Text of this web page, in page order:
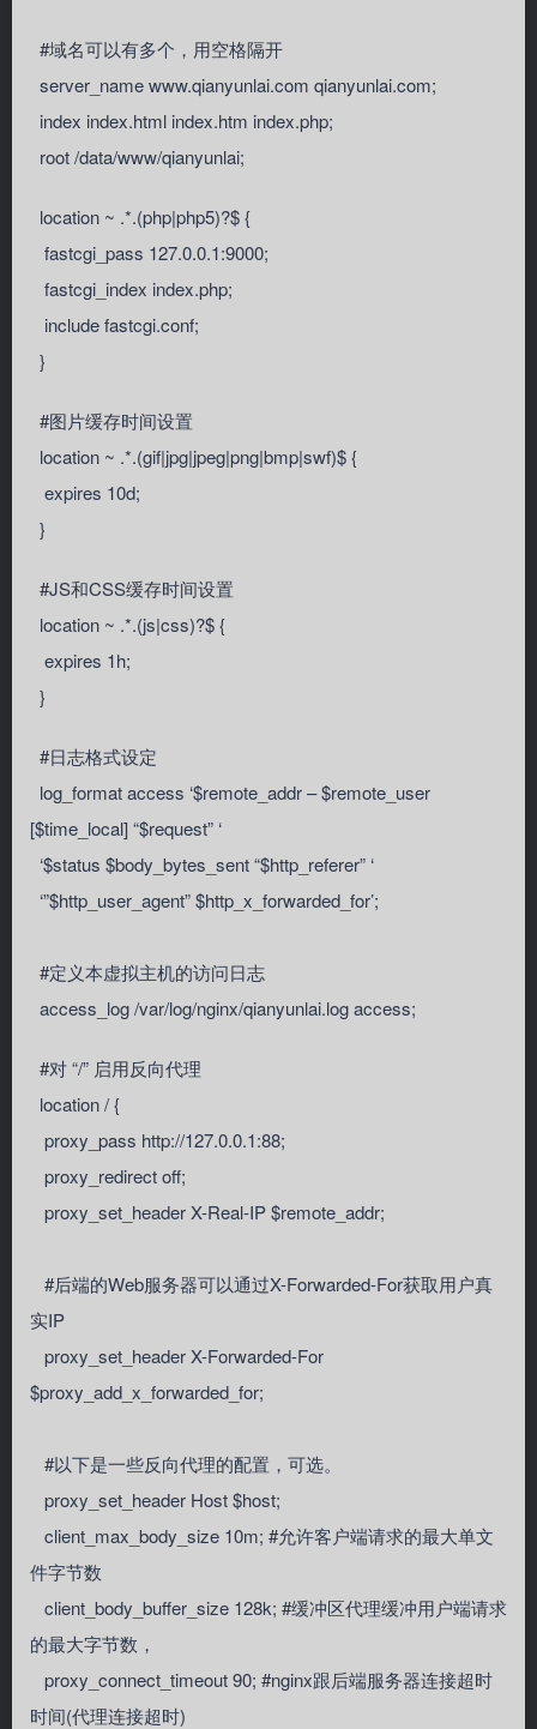
#域名可以有多个，用空格隔开
server_name www.qianyunlai.com qianyunlai.com;
index index.html index.htm index.php;
root /data/www/qianyunlai;
location ~ .*.(php|php5)?$ {
fastcgi_pass 127.0.0.1:9000;
fastcgi_index index.php;
include fastcgi.conf;
}
#图片缓存时间设置
location ~ .*.(gif|jpg|jpeg|png|bmp|swf)$ {
expires 10d;
}
#JS和CSS缓存时间设置
location ~ .*.(js|css)?$ {
expires 1h;
}
#日志格式设定
log_format access ‘$remote_addr – $remote_user
[$time_local] “$request” ‘
‘$status $body_bytes_sent “$http_referer” ‘
‘”$http_user_agent” $http_x_forwarded_for’;
#定义本虚拟主机的访问日志
access_log /var/log/nginx/qianyunlai.log access;
#对 “/” 启用反向代理
location / {
proxy_pass http://127.0.0.1:88;
proxy_redirect off;
proxy_set_header X-Real-IP $remote_addr;
#后端的Web服务器可以通过X-Forwarded-For获取用户真
实IP
proxy_set_header X-Forwarded-For
$proxy_add_x_forwarded_for;
#以下是一些反向代理的配置，可选。
proxy_set_header Host $host;
client_max_body_size 10m; #允许客户端请求的最大单文
件字节数
client_body_buffer_size 128k; #缓冲区代理缓冲用户端请求
的最大字节数，
proxy_connect_timeout 90; #nginx跟后端服务器连接超时
时间(代理连接超时)